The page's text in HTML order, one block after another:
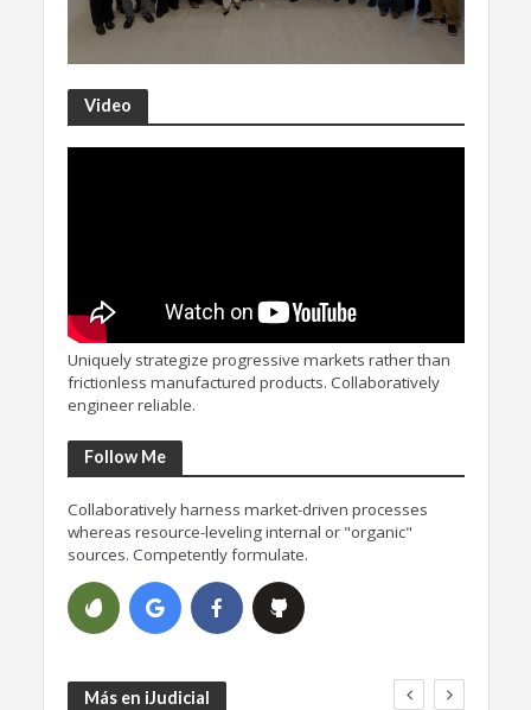
Video
Uniquely strategize progressive markets rather than
frictionless manufactured products. Collaboratively
engineer reliable.
Follow Me
Collaboratively harness market-driven processes
whereas resource-leveling internal or "organic"
sources. Competently formulate.
Más en iJudicial